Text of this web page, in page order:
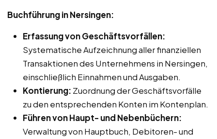
Buchführung in Nersingen:
Erfassung von Geschäftsvorfällen:
Systematische Aufzeichnung aller finanziellen
Transaktionen des Unternehmens in Nersingen,
einschließlich Einnahmen und Ausgaben.
Kontierung: Zuordnung der Geschäftsvorfälle
zu den entsprechenden Konten im Kontenplan.
Führen von Haupt- und Nebenbüchern:
Verwaltung von Hauptbuch, Debitoren- und